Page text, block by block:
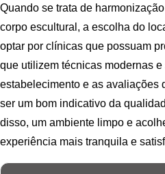
Quando se trata de
corpo escultural, a escolha do
optar por clínicas que possuam
que utilizem técnicas modernas
estabelecimento e as avaliações
ser um bom indicativo da
disso, um ambiente limpo e
experiência mais tranquila e